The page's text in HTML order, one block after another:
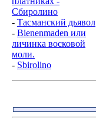
Сбиролино
- Тасманский дьявол
- Bienenmaden или
личинка восковой
моли.
- Sbirolino